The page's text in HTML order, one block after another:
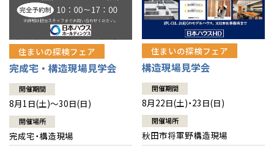
住まいの探検フェア
完成宅・構造現場見学会
開催期間
8月1日(土)～30日(日)
開催場所
完成宅・構造現場
住まいの探検フェア
構造現場見学会
開催期間
8月22日(土)・23日(日)
開催場所
秋田市将軍野構造現場
山口
徳島
高知
鹿児島
長崎
沖縄